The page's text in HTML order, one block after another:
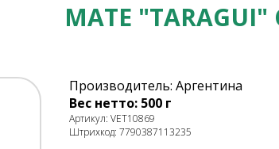
МАТЕ
Производитель: Аргентина
Вес нетто: 500 г
Артикул: VET10869
Штрихкод: 7790387113235